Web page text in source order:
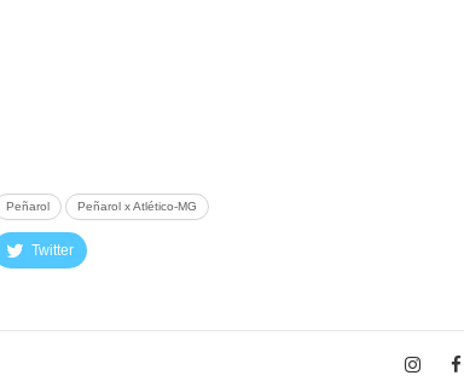
Peñarol Peñarol x Atlético-MG
Twitter